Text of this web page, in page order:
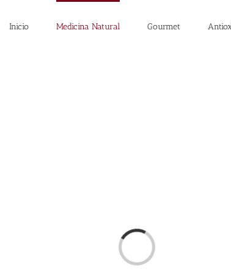
Inicio Medicina Natural Gourmet
Loading...